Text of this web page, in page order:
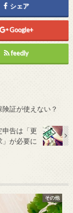
シェア
Google+
feedly
証が使えない？
申告は「更
」が必要に
その他